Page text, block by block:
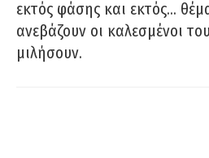
εκτός φάσης και εκτός…
ανεβάζουν οι καλεσμένοι
μιλήσουν.